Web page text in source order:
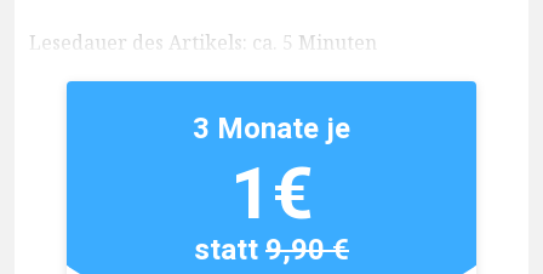
Lesedauer des Artikels: ca. 5 Minuten
3 Monate je
1€
statt9,90 €